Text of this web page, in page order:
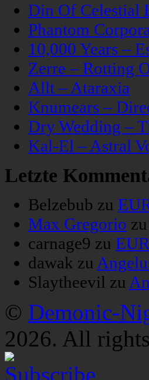
Din Of Celestial
Phantom
10,000 Years –
Zerre – Rotting
Allt – Ataraxia
Knumears –
Dry Wedding –
Kal-El – Astral
Letzte
Belzebub zu
Max Gregorio zu
carnage9 zu
dawak zu
Slaytheevil zu
© Demonic-
2026. All